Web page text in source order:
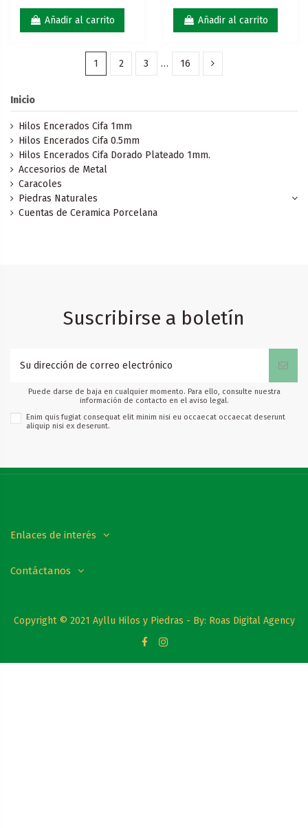
Añadir al carrito Añadir al carrito
1 2 3 … 16
Inicio
Hilos Encerados Cifa 1mm
Hilos Encerados Cifa 0.5mm
Hilos Encerados Cifa Dorado Plateado 1mm.
Accesorios de Metal
Caracoles
Piedras Naturales
Cuentas de Ceramica Porcelana
Suscribirse a boletín
Puede darse de baja en cualquier momento. Para ello, consulte nuestra
información de contacto en el aviso legal.
Enim quis fugiat consequat elit minim nisi eu occaecat occaecat deserunt
aliquip nisi ex deserunt.
Enlaces de interés
Contáctanos
Copyright © 2021 Ayllu Hilos y Piedras - By: Roas Digital Agency